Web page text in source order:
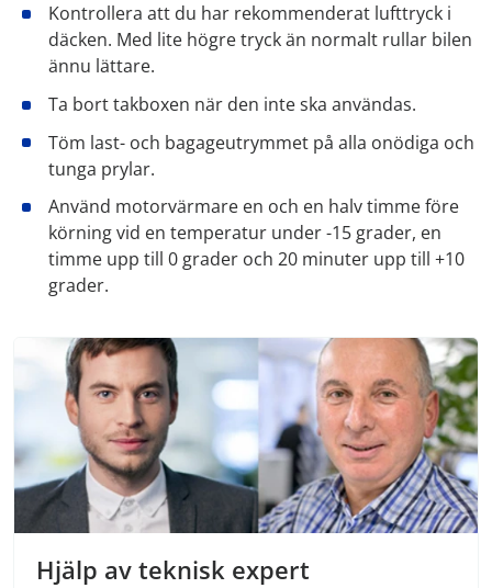
Kontrollera att du har rekommenderat lufttryck i
däcken. Med lite högre tryck än normalt rullar bilen
ännu lättare.
Ta bort takboxen när den inte ska användas.
Töm last- och bagageutrymmet på alla onödiga och
tunga prylar.
Använd motorvärmare en och en halv timme före
körning vid en temperatur under -15 grader, en
timme upp till 0 grader och 20 minuter upp till +10
grader.
Hjälp av teknisk expert